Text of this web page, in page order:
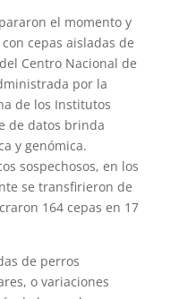
el momento y
cepas aisladas de
Centro Nacional de
por la
de los Institutos
de datos brinda
y genómica.
sospechosos, en los
se transfirieron de
164 cepas en 17
de perros
o variaciones